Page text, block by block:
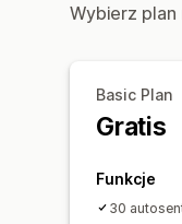
Wybierz
Basic Plan
Gratis
Funkcje
30